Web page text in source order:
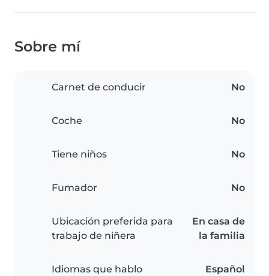
Sobre mí
Carnet de conducir No
Coche No
Tiene niños No
Fumador No
Ubicación preferida para
trabajo de niñera
En casa de
la familia
Idiomas que hablo Español